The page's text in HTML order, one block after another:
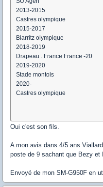
2013-2015
Castres olympique
2015-2017
Biarritz olympique
2018-2019
Drapeau : France France -20
2019-2020
Stade montois
2020-
Castres olympique
Oui c'est son fils.
A mon avis dans 4/5 ans
poste de 9 sachant que Bezy et
Envoyé de mon SM-G950F en